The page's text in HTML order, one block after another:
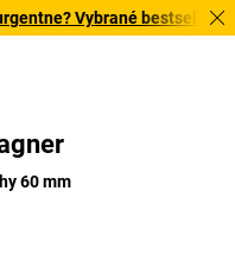
Vybrané bestsellery
60 mm